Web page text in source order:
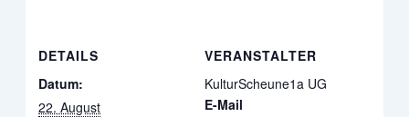
DETAILS
Datum:
22. August
VERANSTALTER
KulturScheune1a UG
E-Mail